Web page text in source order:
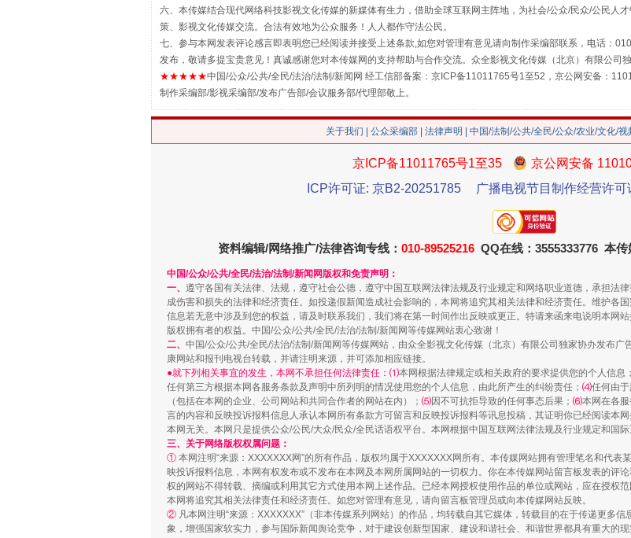
揭批美国五大"原罪"
解纷+调解+退费，一次搞定
珠宝鉴定乱象
站台名比不上好声名
走近一线检察官
六、本传媒结合现代网络科技影视文化传媒的新媒体有生力，借助全球互联网主阵地，为社会/公众/民众/公民人
策、影视文化传媒交流。合法有效地为公众服务！人人都作守法公民。
七、参与本网发表评论感言即表明您已经阅读并接受上述条款,如您对管理有意见请向制作采编部联系，电话：
发布，敬请多提宝贵意见！真诚感谢您对本传媒网的支持帮助与合作交流。众全影视文化传媒（北京）有限公司
★★★★★中国/公众/公共/全民/法治/法制/新闻网 经工信部备案：京ICP备11011765号1至52，京公网安备：
制作采编部/影视采编部/发布广告部/会议服务部/代理部敬上。
关于我们 公众采编部 法律声明 | 中国/法制/公共/全民/公众/农业/文化/
京ICP备11011765号1至35
京公网安备
ICP许可证: 京B2-20251785
广播电视节目制作经营许
资料编辑/网络推广/法律咨询专线： 010-89525216 QQ在线：3555333776 本传
中国/公众/公共/全民/法治/法制/新闻网版权和免责声明：
一、 遵守各国有关法律、法规，遵守社会公德，遵守中国互联网法律法规及行业规定和网络职业道德，承担法
成伤害和损失的法律和经济责任。如投递假新闻造成社会影响的，本网将追究其相关法律和经济责任。维护各
信息若无意中涉及到您的权益，请及时联系我们，我们将在第一时间作出反映或更正。特请来函来电说明本网
版权拥有者的权益。中国/公众/公共/全民/法治/法制/新闻网等传媒网站衷心致谢！
二、 中国/公众/公共/全民/法治/法制/新闻网等传媒网站，由众全影视文化传媒（北京）有限公司独家协办发布
康网站和报刊电视台转载，并请注明来源，并可添加相应链接。
●就下列相关事宜的发生，本网不承担任何法律责任：⑴本网根据法律规定或相关政府的要求提供您的个人信息；
任何第三方根据本网各服务条款及声明中所列明的情况使用您的个人信息，由此所产生的纠纷责任； ⑷任何由
（包括在本网的企业、公司网站和共同合作者的网站在内）； ⑸因不可抗拒导致的任何事态后果； ⑹本网在各
言的内容和反映投诉报料信息人承认本网所有条款方可留言和反映投诉报料等讯息投稿，其证明你已经阅读本
本网无关。本网只是提供公众/公民/大众/民众/全民话语权平台。本网根据中国互联网法律法规及行业规定和国际
三、关于网络版权权属问题：
① 本网注明“来源：XXXXXXX网”的所有作品，版权均属于XXXXXXX网所有。本传媒网站拥有管理笔名和代表
映投诉报料信息，本网有权发布或不发布在本网及本网所属网站的一切权力。你在本传媒网站留言板发表的评
权的网站不得转载、摘编或利用其它方式使用本网上述作品。已经本网授权使用作品的单位或网站，应在授权
本网将追究其相关法律责任和经济责任。如您对管理有意见，请向留言板管理员或向本传媒网站反映。
② 凡本网注明“来源：XXXXXXX”（非本传媒系列网站）的作品，均转载自其它媒体，转载目的在于传递更多
象，增强国家软实力，参与国际新闻舆论竞争，对于建设创新型国家、建设和谐社会、和谐世界都具有重大的